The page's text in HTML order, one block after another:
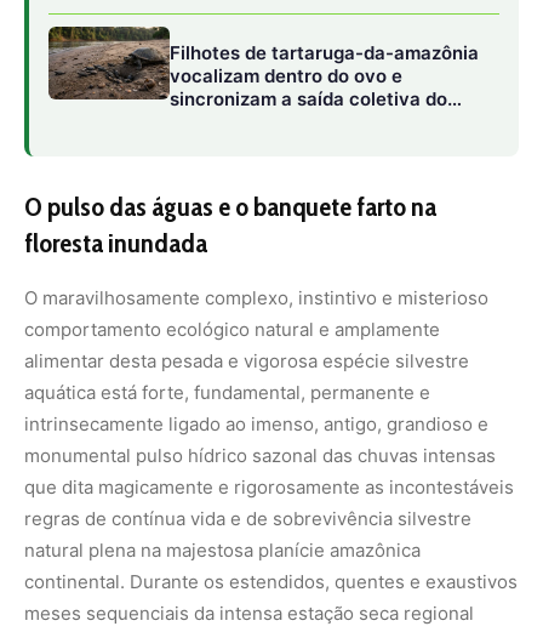
Filhotes de tartaruga-da-amazônia
vocalizam dentro do ovo e
sincronizam a saída coletiva do
O pulso das águas e o banquete farto na
floresta inundada
O maravilhosamente complexo, instintivo e misterioso
comportamento ecológico natural e amplamente
alimentar desta pesada e vigorosa espécie silvestre
aquática está forte, fundamental, permanente e
intrinsecamente ligado ao imenso, antigo, grandioso e
monumental pulso hídrico sazonal das chuvas intensas
que dita magicamente e rigorosamente as incontestáveis
regras de contínua vida e de sobrevivência silvestre
natural plena na majestosa planície amazônica
continental. Durante os estendidos, quentes e exaustivos
meses sequenciais da intensa estação seca regional